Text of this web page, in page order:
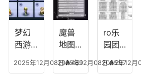
的主
播
文本
梦幻
西游
2025年12月08日 489
魔兽
地图
任务
2025年12月08日 297
ro乐
园团
附
2025年12月